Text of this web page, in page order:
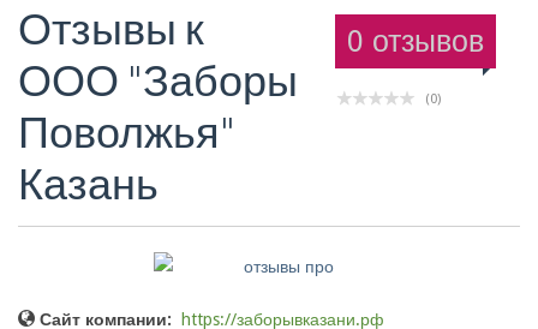
Красота Здоровье
0 отзывов
(0)
Отзывы к
ООО "Заборы
Поволжья"
Казань
Сайт компании:
https://заборывказани.рф